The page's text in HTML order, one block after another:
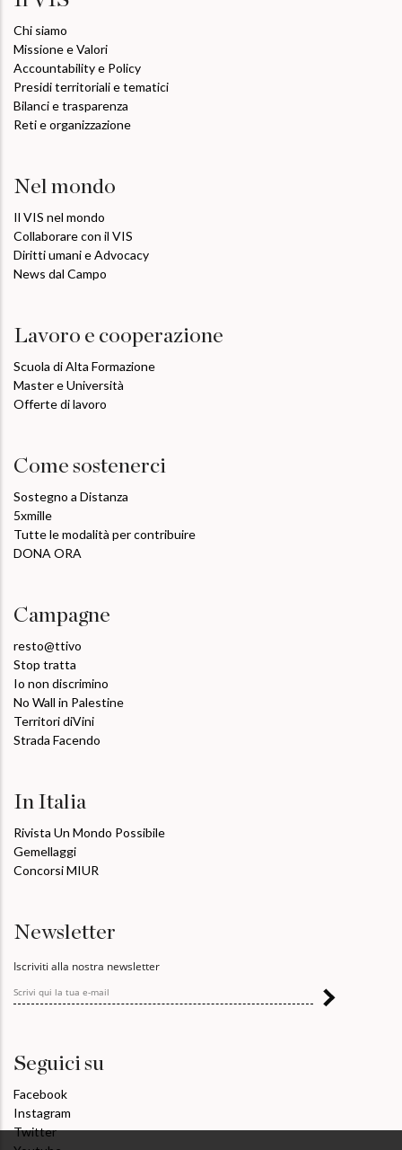
Chi siamo
Missione e Valori
Accountability e Policy
Presidi territoriali e tematici
Bilanci e trasparenza
Reti e organizzazione
Nel mondo
Il VIS nel mondo
Collaborare con il VIS
Diritti umani e Advocacy
News dal Campo
Lavoro e cooperazione
Scuola di Alta Formazione
Master e Università
Offerte di lavoro
Come sostenerci
Sostegno a Distanza
5xmille
Tutte le modalità per contribuire
DONA ORA
Campagne
resto@ttivo
Stop tratta
Io non discrimino
No Wall in Palestine
Territori diVini
Strada Facendo
In Italia
Rivista Un Mondo Possibile
Gemellaggi
Concorsi MIUR
Newsletter
Iscriviti alla nostra newsletter
Seguici su
Facebook
Instagram
Twitter